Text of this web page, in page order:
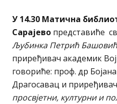
У 14.30 Матична
Сарајево представиће
Љубинка Петрић
приређивач академик
говориће: проф. др
Драгосавац и
просвјетни, културни и